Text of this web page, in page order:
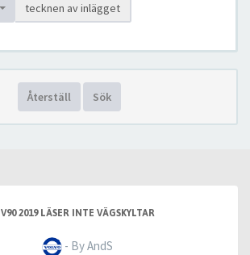
tecknen av inlägget
Återställ Sök
V90 2019 LÄSER INTE VÄGSKYLTAR
- By AndS